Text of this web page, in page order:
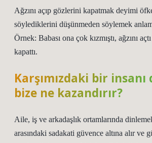
Ağzını açıp gözlerini kapatmak deyimi
söylediklerini düşünmeden söylemek
Örnek: Babası ona çok kızmıştı, ağzını
kapattı.
Karşımızdaki bir
bize ne kazandırır?
Aile, iş ve arkadaşlık ortamlarında
arasındaki sadakati güvence altına alır ve